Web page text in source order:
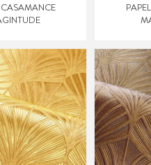
CASAMANCE